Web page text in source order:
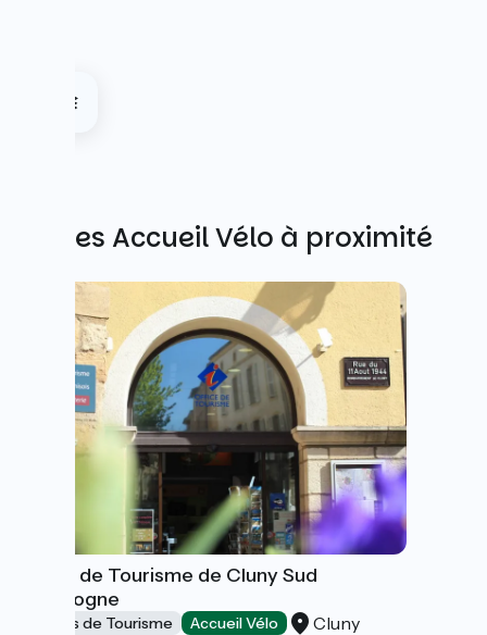
Autres Accueil Vélo à proximité
Office de Tourisme de Cluny Sud
Bourgogne
Offices de Tourisme Accueil Vélo Cluny